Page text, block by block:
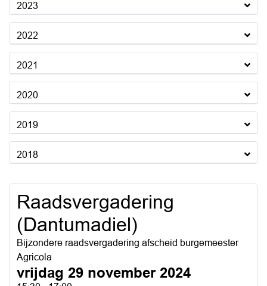
2023
2022
2021
2020
2019
2018
Raadsvergadering
(Dantumadiel)
Bijzondere raadsvergadering afscheid burgemeester
Agricola
vrijdag 29 november 2024